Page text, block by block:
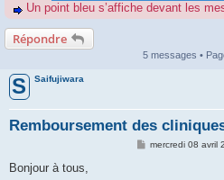
Un point bleu s’affiche devant les
Répondre
5 messages •
S Saifujiwara
Remboursement des
Mmercredi 08 avril
Bonjour à tous,